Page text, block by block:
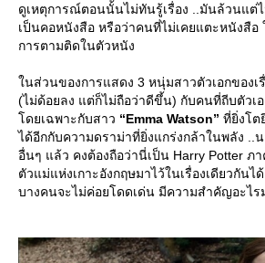
ดูเหตุการณ์ตอนนั้นไม่ทันรู้เรื่อง ..มันล้วนแต่
เป็นคอหนังสือ หรือว่าคนที่ไม่เคยแตะหนังสือ
การตามติดในตัวหนัง
นส่วนของการแสดง 3 หนุ่มสาวตัวเอกของเ
(ไม่ด้อยลง แต่ก็ไม่ถือว่าดีขึ้น) กับคนที่ถีบตัวเ
ดยเฉพาะกับสาว “Emma Watson” ที่ยิ่งโต
ได้อีกกับความดราม่าที่ยิ่งแกร่งกล้าในพลัง ..
อื่นๆ แล้ว คงต้องถือว่านี่เป็น Harry Potter ภ
ตัวแม่แห่งเกาะอังกฤษมาไว้ในเรื่องเดียวกัน
บางคนจะไม่ค่อยโดดเด่น มีความสำคัญอะไร